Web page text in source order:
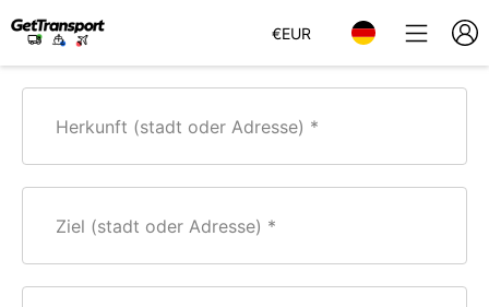
€EUR
Herkunft (stadt oder Adresse)
Ziel (stadt oder Adresse)